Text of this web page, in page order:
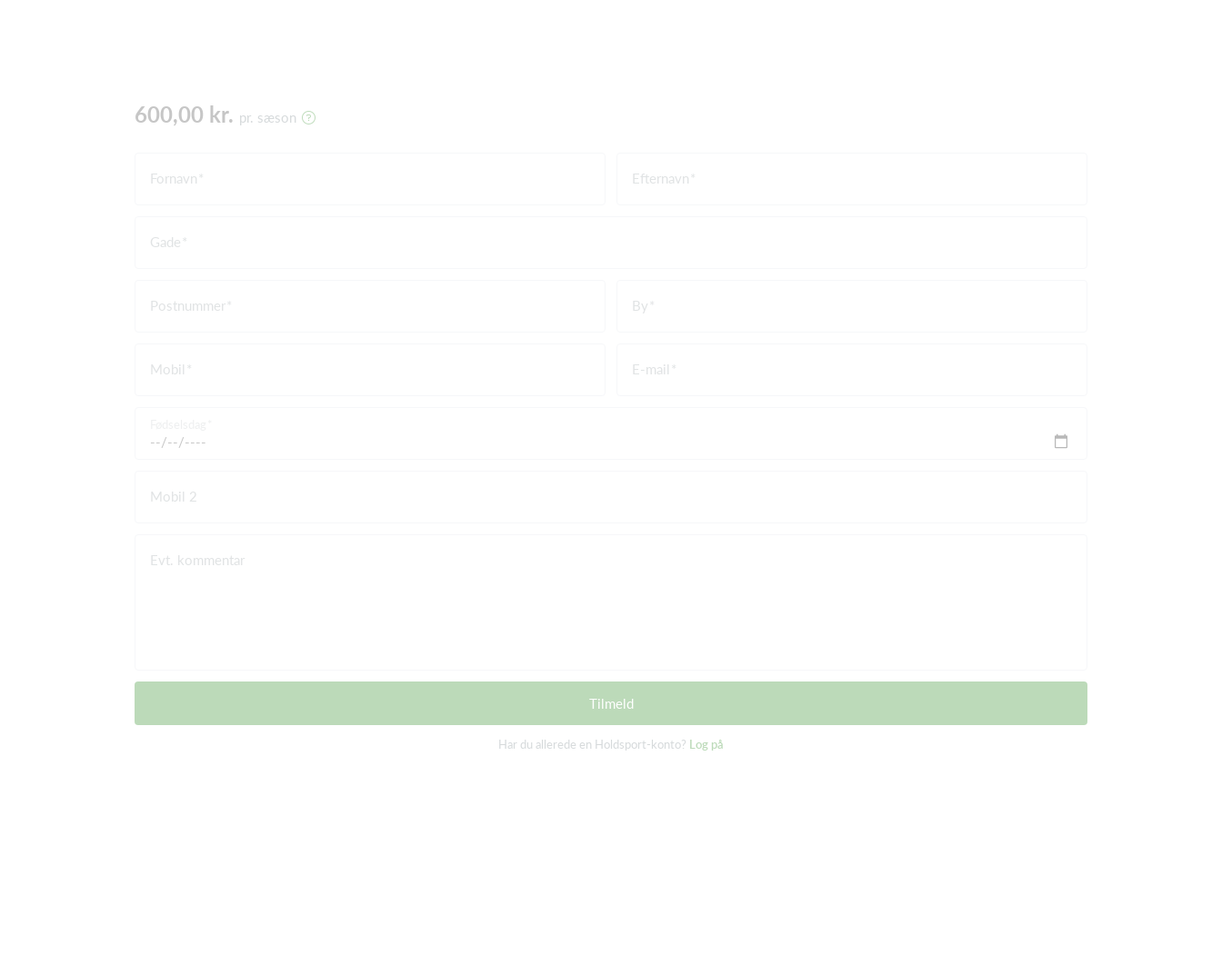
600,00 kr. pr. sæson
Fornavn Efternavn
Gade
Postnummer By
Mobil E-mail
Mobil 2
Evt. kommentar
Tilmeld
Har du allerede en Holdsport-konto? Log på